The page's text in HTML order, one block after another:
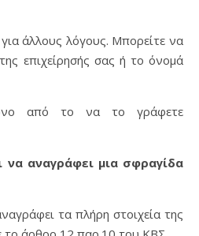
άλλους λόγους. Μπορείτε να
επιχείρησής σας ή το όνομά
από το να το γράφετε
να αναγράφει μια σφραγίδα
τα πλήρη στοιχεία της